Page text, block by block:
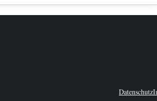
Datenschutz